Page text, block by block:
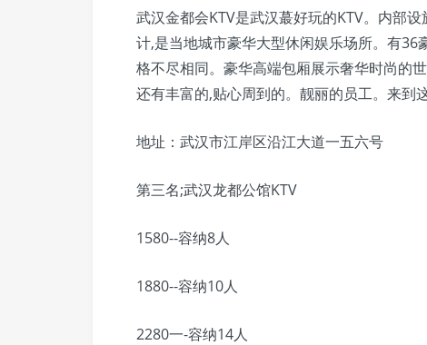
武汉金都会KTV是武汉蕞好玩的KTV。内部
计,是当地城市豪华大型休闲娱乐场所。有
格不尽相同。豪华高端包厢展示奢华时尚的
还有丰富的,贴心周到的。靓丽的员工。来到
地址：武汉市江岸区沿江大道一五六号
第三名;武汉龙都公馆KTV
1580--容纳8人
1880--容纳10人
2280一-容纳14人